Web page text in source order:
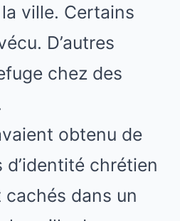
ville. Certains
D’autres
chez des
obtenu de
chrétien
cachés dans un